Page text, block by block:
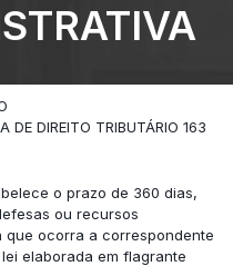
DIREITO TRIBUTÁRIO 163
o prazo de 360 dias,
ou recursos
que ocorra a correspondente
elaborada em flagrante